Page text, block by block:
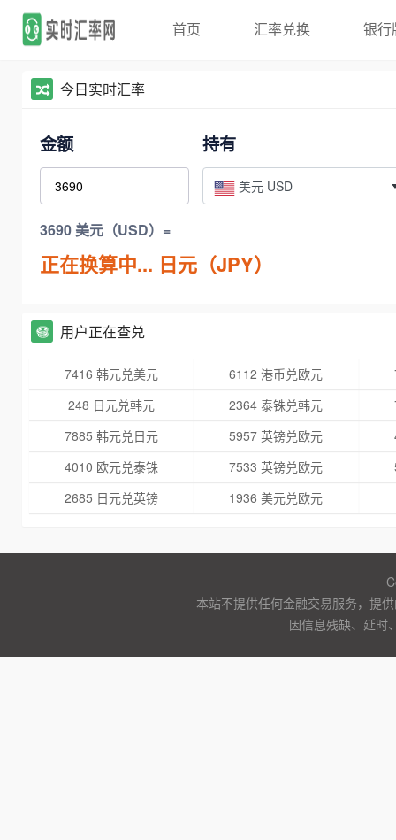
首页 汇率兑换 银行
今日实时汇率
金额 持有
美元 USD
3690 美元（USD）=
正在换算中... 日元（JPY）
用户正在查兑
7416 韩元兑美元 6112 港币兑欧元
248 日元兑韩元
2364 泰铢兑韩元
7885 韩元兑日元
5957 英镑兑欧元
4010 欧元兑泰铢
7533 英镑兑欧元
2685 日元兑英镑
1936 美元兑欧元
本站不提供任何金融交易服务，提
因信息残缺、延时